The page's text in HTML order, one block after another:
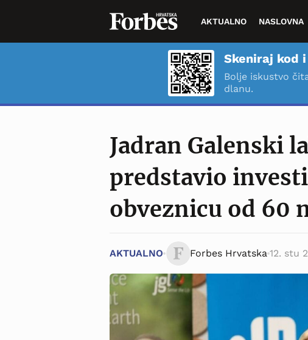
AKTUALNO NASLOVNA
Skeniraj kod
Bolje iskustvo
dlanu.
Jadran Galenski
predstavio
obveznicu od 60
AKTUALNO Forbes Hrvatska 12. stu